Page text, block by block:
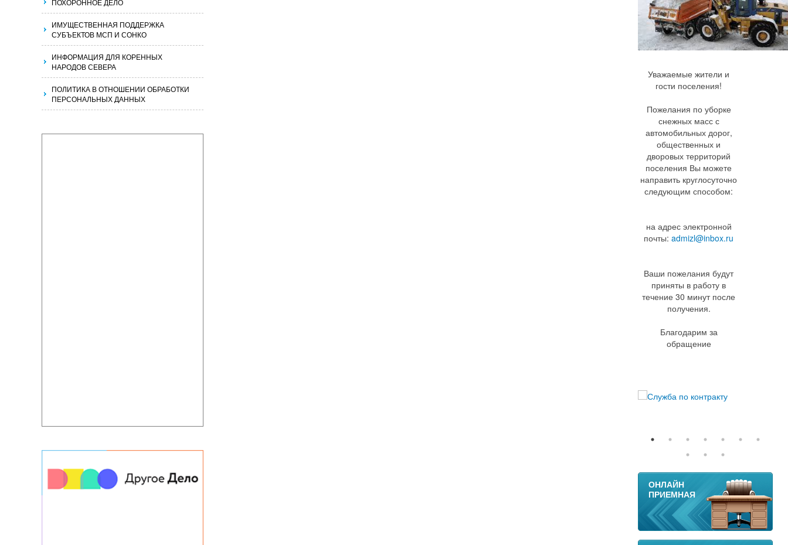
ПОХОРОННОЕ ДЕЛО
ИМУЩЕСТВЕННАЯ ПОДДЕРЖКА
СУБЪЕКТОВ МСП И СОНКО
ИНФОРМАЦИЯ ДЛЯ КОРЕННЫХ
НАРОДОВ СЕВЕРА
ПОЛИТИКА В ОТНОШЕНИИ ОБРАБОТКИ
ПЕРСОНАЛЬНЫХ ДАННЫХ
Уважаемые жители и
гости поселения!
Пожелания по уборке
снежных масс с
автомобильных дорог,
общественных и
дворовых территорий
поселения Вы можете
направить круглосуточно
следующим способом:
на адрес электронной
почты:admizl@inbox.ru
Ваши пожелания будут
приняты в работу в
течение 30 минут после
получения.
Благодарим за
обращение
11
ОНЛАЙН
ПРИЕМНАЯ